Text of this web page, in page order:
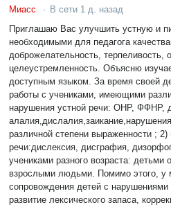
Миасс · В сети 1 д. назад
Приглашаю Вас улучшить устную и
необходимыми для педагога
доброжелательность, терпеливость,
целеустремленность. Объясню
доступным языком. За время своей деятельности получил опыт
работы с учениками, имеющими
нарушения устной речи: ОНР, ФФНР,
различной степени выраженности ;
речи:дислексия, дисграфия, дизорфография. Занятия
учениками разного возраста: детьми
взрослыми людьми. Помимо этого, у
сопровождения детей с нарушениями
развитие лексического запаса,